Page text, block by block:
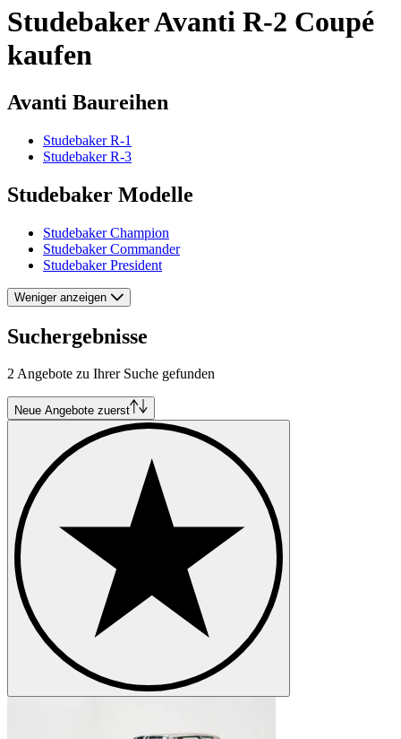
Studebaker Avanti R-2 Coupé
kaufen
Avanti Baureihen
Studebaker R-1
Studebaker R-3
Studebaker Modelle
Studebaker Champion
Studebaker Commander
Studebaker President
Weniger anzeigen
Suchergebnisse
2 Angebote zu Ihrer Suche gefunden
Neue Angebote zuerst